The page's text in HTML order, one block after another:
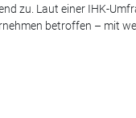
zu. Laut einer IHK-
betroffen – mit